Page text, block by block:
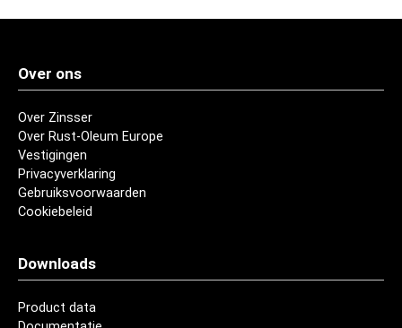
Over ons
Over Zinsser
Over Rust-Oleum Europe
Vestigingen
Privacyverklaring
Gebruiksvoorwaarden
Cookiebeleid
Downloads
Product data